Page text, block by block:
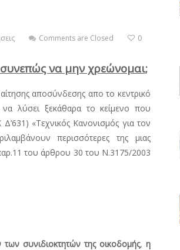
Comments are Closed 0
να μην χρεώνομαι;
αποσύνδεσης απο το κεντρικό
λύσει ξεκάθαρα το κείμενο που
«Τεχνικός Κανονισμός για τον
περισσότερες της μιας
του άρθρου 30 του Ν.3175/2003
συνιδιοκτητών της οικοδομής,η